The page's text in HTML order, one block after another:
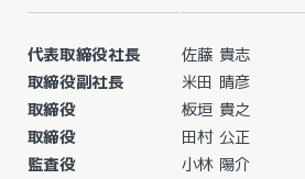
代表取締役社長
取締役副社長
取締役
取締役
監査役
佐藤 貴志
米田 晴彦
板垣 貴之
田村 公正
小林 陽介